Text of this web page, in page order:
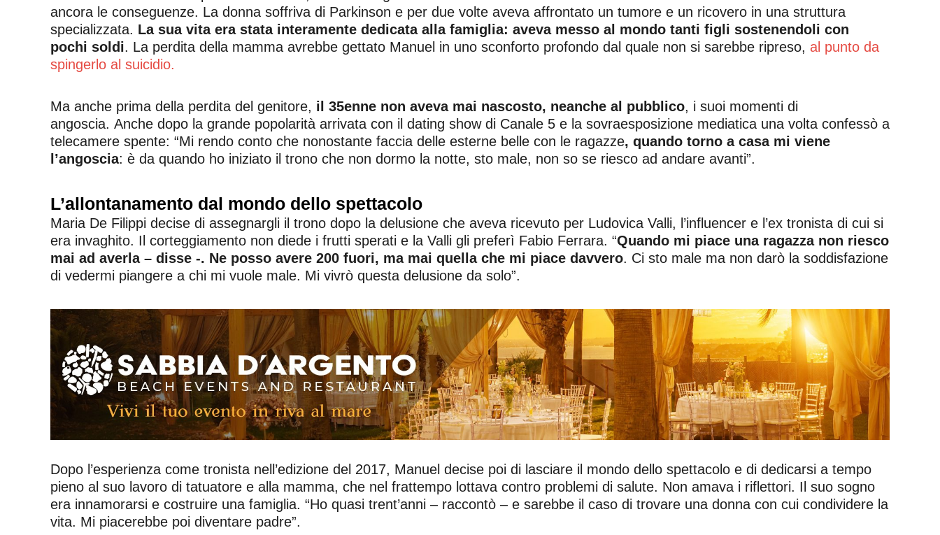
ancora le conseguenze. La donna soffriva di Parkinson e per due volte aveva affrontato un tumore e un ricovero in una struttura
specializzata. La sua vita era stata interamente dedicata alla famiglia: aveva messo al mondo tanti figli sostenendoli con
pochi soldi. La perdita della mamma avrebbe gettato Manuel in uno sconforto profondo dal quale non si sarebbe ripreso, al punto da
spingerlo al suicidio.
Ma anche prima della perdita del genitore, il 35enne non aveva mai nascosto, neanche al pubblico, i suoi momenti di
angoscia. Anche dopo la grande popolarità arrivata con il dating show di Canale 5 e la sovraesposizione mediatica una volta confessò a
telecamere spente: “Mi rendo conto che nonostante faccia delle esterne belle con le ragazze, quando torno a casa mi viene
l’angoscia: è da quando ho iniziato il trono che non dormo la notte, sto male, non so se riesco ad andare avanti”.
L’allontanamento dal mondo dello spettacolo
Maria De Filippi decise di assegnargli il trono dopo la delusione che aveva ricevuto per Ludovica Valli, l’influencer e l’ex tronista di cui si
era invaghito. Il corteggiamento non diede i frutti sperati e la Valli gli preferì Fabio Ferrara. “Quando mi piace una ragazza non riesco
mai ad averla – disse -. Ne posso avere 200 fuori, ma mai quella che mi piace davvero. Ci sto male ma non darò la soddisfazione
di vedermi piangere a chi mi vuole male. Mi vivrò questa delusione da solo”.
Dopo l’esperienza come tronista nell’edizione del 2017, Manuel decise poi di lasciare il mondo dello spettacolo e di dedicarsi a tempo
pieno al suo lavoro di tatuatore e alla mamma, che nel frattempo lottava contro problemi di salute. Non amava i riflettori. Il suo sogno
era innamorarsi e costruire una famiglia. “Ho quasi trent’anni – raccontò – e sarebbe il caso di trovare una donna con cui condividere la
vita. Mi piacerebbe poi diventare padre”.